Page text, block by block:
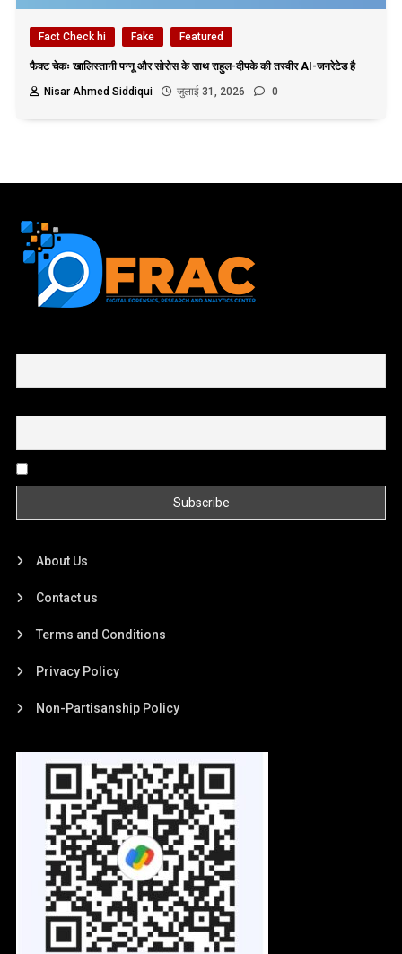
Fact Check hi Fake Featured
फैक्ट चेकः खालिस्तानी पन्नू और सोरोस के साथ राहुल-दीपके की तस्वीर AI-जनरेटेड है
Nisar Ahmed Siddiqui
जुलाई 31, 2026 0
About Us
Contact us
Terms and Conditions
Privacy Policy
Non-Partisanship Policy